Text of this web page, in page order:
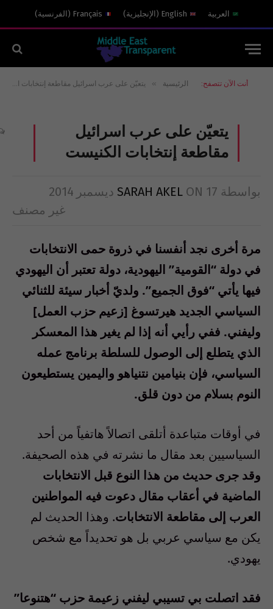
العربية English
( الإنجليزية)
Français
( الفرنسية)
أنت الآن تتصفح: الرئيسية » يتعيّن على عرب اسرائيل مقاطعة إنتخابات الكنيست
يتعيّن على عرب اسرائيل
مقاطعة إنتخابات الكنيست
بواسطة SARAH AKEL ON 17 ديسمبر 2014
غير مصنف
مرة أخرى نجد أنفسنا في ذروة حمى الانتخابات
في دولة “القومية” اليهودية، دولة تعتبر أن اليهودي
فيها يأتي “فوق الجميع”. ولديّ أخبار سيئة للثنائي
السياسي الجديد هيرتسوغ [زعيم حزب العمل]
وليفني. ففي رأيي أنه إذا لم يغير هذا المعسكر
الذي يتطلع إلى الوصول للسلطة برنامج عمله
السياسي، فإن بنيامين نتنياهو واليمين يستطيعون
النوم بسلام من دون قلق.
في أوقات متباعدة أتلقى اتصالاً هاتفياً من أحد
السياسيين بعد مقال ما نشرته في هذه الصحيفة.
وقد جرى حديث من هذا النوع قبل الانتخابات
الماضية في أعقاب مقال دعوت فيه المواطنين
العرب إلى مقاطعة الانتخابات. وهذا الحديث لم
يكن مع سياسي عربي بل هو تحديداً مع شخص
يهودي.
فقد اتصلت بي تسيبي ليفني زعيمة حزب “هتنوعا”